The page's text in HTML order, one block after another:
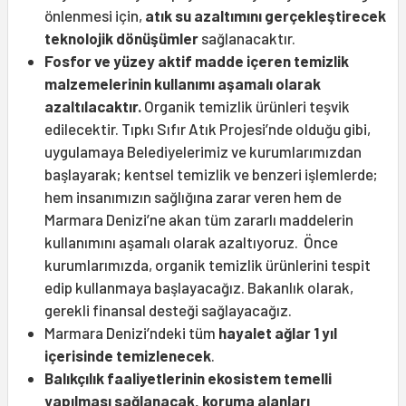
önlenmesi için, atık su azaltımını gerçekleştirecek
teknolojik dönüşümler sağlanacaktır.
Fosfor ve yüzey aktif madde içeren temizlik
malzemelerinin kullanımı aşamalı olarak
azaltılacaktır. Organik temizlik ürünleri teşvik
edilecektir. Tıpkı Sıfır Atık Projesi’nde olduğu gibi,
uygulamaya Belediyelerimiz ve kurumlarımızdan
başlayarak; kentsel temizlik ve benzeri işlemlerde;
hem insanımızın sağlığına zarar veren hem de
Marmara Denizi’ne akan tüm zararlı maddelerin
kullanımını aşamalı olarak azaltıyoruz. Önce
kurumlarımızda, organik temizlik ürünlerini tespit
edip kullanmaya başlayacağız. Bakanlık olarak,
gerekli finansal desteği sağlayacağız.
Marmara Denizi’ndeki tüm hayalet ağlar 1 yıl
içerisinde temizlenecek.
Balıkçılık faaliyetlerinin ekosistem temelli
yapılması sağlanacak, koruma alanları